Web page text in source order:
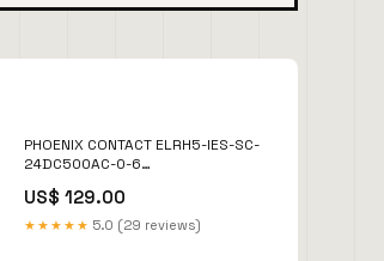
PHOENIX CONTACT ELRH5-IES-SC-
24DC500AC-0-6
US$ 129.00
★★★★★ 5.0 (29 reviews)